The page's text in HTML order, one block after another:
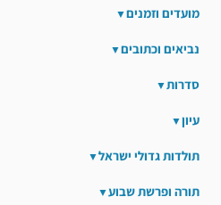
מועדים וזמנים
נביאים וכתובים
סדרות
עיון
תולדות גדולי ישראל
תורה ופרשת שבוע